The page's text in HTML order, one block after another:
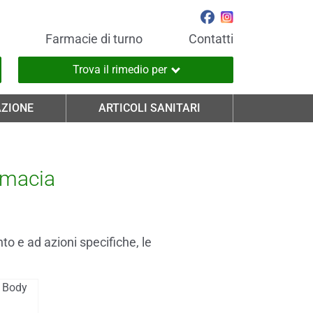
Farmacie di turno Contatti
Trova il rimedio per
ARTICOLI SANITARI
e ad azioni specifiche, le